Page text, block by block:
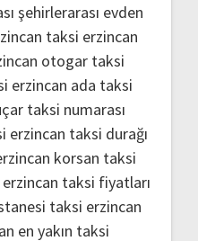
şehirlerarası evden
taksi erzincan
otogar taksi
erzincan ada taksi
taksi numarası
erzincan taksi durağı
korsan taksi
erzincan taksi fiyatları
taksi erzincan
en yakın taksi